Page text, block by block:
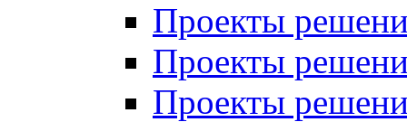
Проекты
Проекты
Проекты